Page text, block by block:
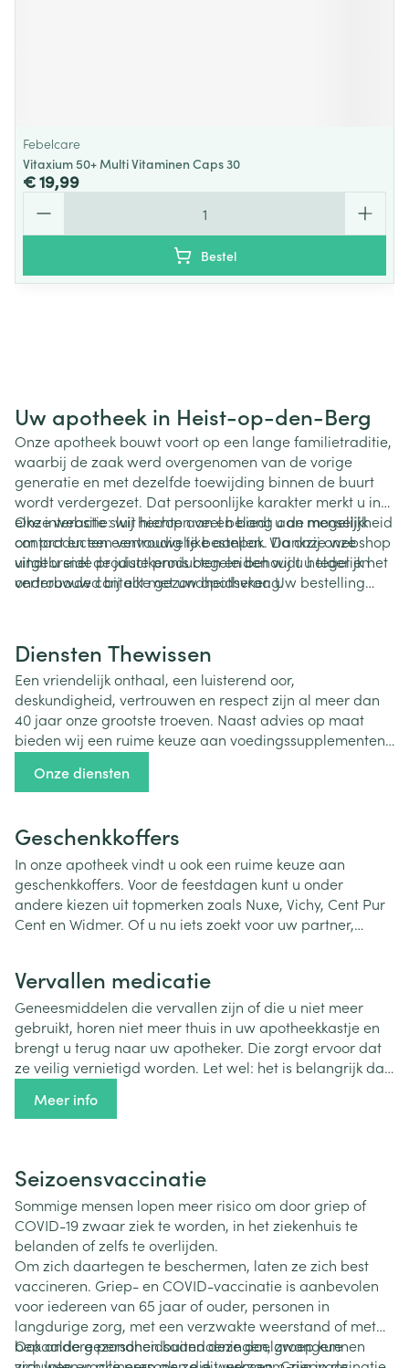
Febelcare
Vitaxium 50+ Multi Vitaminen Caps 30
€ 19,99
Bestel
Uw apotheek in Heist-op-den-Berg
Onze apotheek bouwt voort op een lange familietraditie,
waarbij de zaak werd overgenomen van de vorige
generatie en met dezelfde toewijding binnen de buurt
wordt verdergezet. Dat persoonlijke karakter merkt u in
elke interactie: wij hechten veel belang aan menselijk
contact en een vertrouwelijke aanpak. Dankzij onze
uitgebreide productkennis begeleiden wij u helder en
onderbouwd bij elke gezondheidsvraag.
Onze website sluit hierop aan en biedt u de mogelijkheid
om producten eenvoudig te bestellen. Via onze webshop
vindt u snel de juiste producten en behoudt u tegelijk het
vertrouwde contact met uw apotheker. Uw bestelling
kunt u online uw voorschrift opladen
vooraf wordt klaargezet en u zeker bent van de
beschikbaarheid zonder wachttijd.
Diensten Thewissen
Een vriendelijk onthaal, een luisterend oor,
deskundigheid, vertrouwen en respect zijn al meer dan
40 jaar onze grootste troeven. Naast advies op maat
bieden wij een ruime keuze aan voedingssupplementen,
van thuiszorgmateriaal en zoveel meer. Ons enthousiast
Onze diensten
Geschenkkoffers
In onze apotheek vindt u ook een ruime keuze aan
geschenkkoffers. Voor de feestdagen kunt u onder
andere kiezen uit topmerken zoals Nuxe, Vichy, Cent Pur
Cent en Widmer. Of u nu iets zoekt voor uw partner,
te voldoen. Kom langs en ontdek het perfecte cadeau.
Vervallen medicatie
Geneesmiddelen die vervallen zijn of die u niet meer
gebruikt, horen niet meer thuis in uw apotheekkastje en
brengt u terug naar uw apotheker. Die zorgt ervoor dat
ze veilig vernietigd worden. Let wel: het is belangrijk dat
sorteergids wordt dit duidelijk uitgelegd.
Meer info
Seizoensvaccinatie
Sommige mensen lopen meer risico om door griep of
COVID-19 zwaar ziek te worden, in het ziekenhuis te
belanden of zelfs te overlijden.
Om zich daartegen te beschermen, laten ze zich best
vaccineren. Griep- en COVID-vaccinatie is aanbevolen
voor iedereen van 65 jaar of ouder, personen in
langdurige zorg, met een verzwakte weerstand of met
bepaalde gezondheidsaandoeningen, zwangere
Ook andere personen buiten deze doelgroep kunnen